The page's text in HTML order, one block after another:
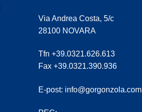
Via Andrea Costa, 5/c
28100 NOVARA
Tfn +39.0321.626.613
Fax +39.0321.390.936
E-post: info@gorgonzola.com